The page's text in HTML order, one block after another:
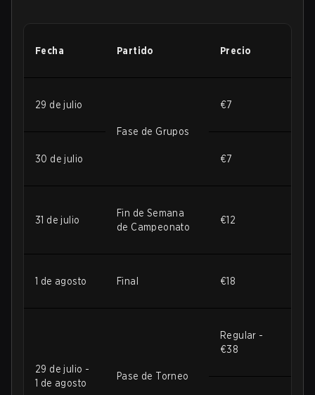
Fecha Partido Precio
29 de julio
Fase de Grupos
€7
30 de julio €7
31 de julio
Fin de Semana
de Campeonato
€12
1 de agosto Final €18
29 de julio -
1 de agosto
Pase de Torneo
Regular -
€38